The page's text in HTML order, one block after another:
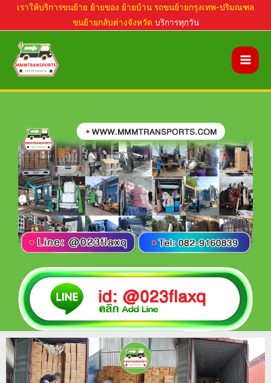
Skip
content
เราให้บริการขนย้าย ย้ายของ ย้ายบ้าน รถขนย้ายกรุงเทพ-ปริมณฑล
ขนย้ายกลับต่างจังหวัด บริการทุกวัน